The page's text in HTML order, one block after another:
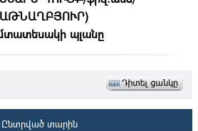
պլանը
Ընտրված տարին